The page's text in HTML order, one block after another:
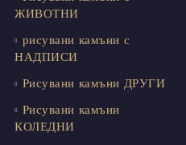
ЖИВОТНИ
рисувани камъни с
НАДПИСИ
Рисувани камъни ДРУГИ
Рисувани камъни
КОЛЕДНИ